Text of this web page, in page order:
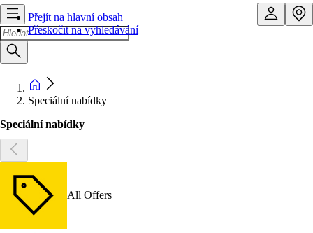
Přejít na hlavní obsah
Přeskočit na vyhledávání
Speciální nabídky
Speciální nabídky
All Offers